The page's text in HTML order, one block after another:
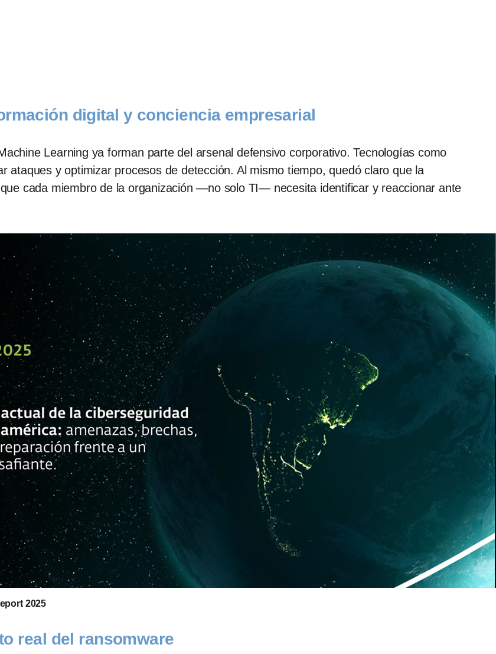
digital y conciencia empresarial
Learning ya forman parte del arsenal defensivo corporativo. Tecnologías como
ataques y optimizar procesos de detección. Al mismo tiempo, quedó claro que la
cada miembro de la organización —no solo TI— necesita identificar y reaccionar ante
2025
real del ransomware